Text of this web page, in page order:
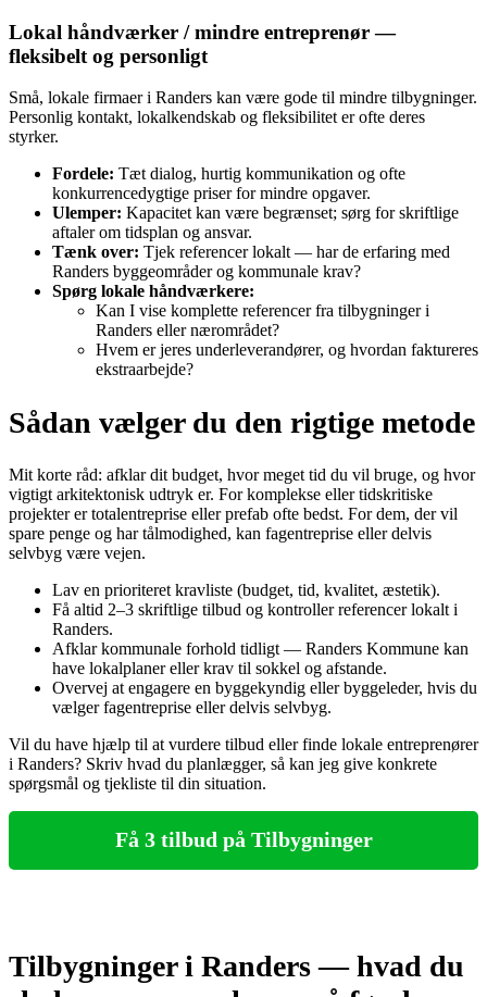
Lokal håndværker / mindre entreprenør —
fleksibelt og personligt
Små, lokale firmaer i Randers kan være gode til mindre tilbygninger.
Personlig kontakt, lokalkendskab og fleksibilitet er ofte deres
styrker.
Fordele: Tæt dialog, hurtig kommunikation og ofte
konkurrencedygtige priser for mindre opgaver.
Ulemper: Kapacitet kan være begrænset; sørg for skriftlige
aftaler om tidsplan og ansvar.
Tænk over: Tjek referencer lokalt — har de erfaring med
Randers byggeområder og kommunale krav?
Spørg lokale håndværkere:
Kan I vise komplette referencer fra tilbygninger i
Randers eller nærområdet?
Hvem er jeres underleverandører, og hvordan faktureres
ekstraarbejde?
Sådan vælger du den rigtige metode
Mit korte råd: afklar dit budget, hvor meget tid du vil bruge, og hvor
vigtigt arkitektonisk udtryk er. For komplekse eller tidskritiske
projekter er totalentreprise eller prefab ofte bedst. For dem, der vil
spare penge og har tålmodighed, kan fagentreprise eller delvis
selvbyg være vejen.
Lav en prioriteret kravliste (budget, tid, kvalitet, æstetik).
Få altid 2–3 skriftlige tilbud og kontroller referencer lokalt i
Randers.
Afklar kommunale forhold tidligt — Randers Kommune kan
have lokalplaner eller krav til sokkel og afstande.
Overvej at engagere en byggekyndig eller byggeleder, hvis du
vælger fagentreprise eller delvis selvbyg.
Vil du have hjælp til at vurdere tilbud eller finde lokale entreprenører
i Randers? Skriv hvad du planlægger, så kan jeg give konkrete
spørgsmål og tjekliste til din situation.
Få 3 tilbud på Tilbygninger
Tilbygninger i Randers — hvad du